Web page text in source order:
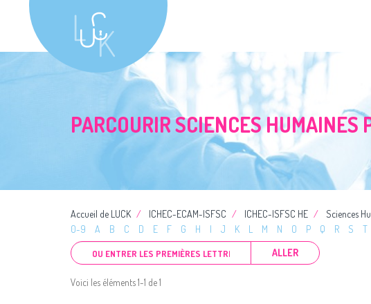
PARCOURIR SCIENCES HUMAINES
Accueil de LUCK ICHEC-ECAM-ISFSC ICHEC-ISFSC HE Sciences
0-9
A B C D E F G H I J K L M N O P Q R S T
ALLER
Voici les éléments 1-1 de 1